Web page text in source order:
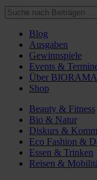
Blog
Ausgaben
Gewinnspiele
Events &
Über BIORAMA
Shop
Beauty & Fitness
Bio & Natur
Diskurs &
Eco Fashion &
Essen & Trinken
Reisen &